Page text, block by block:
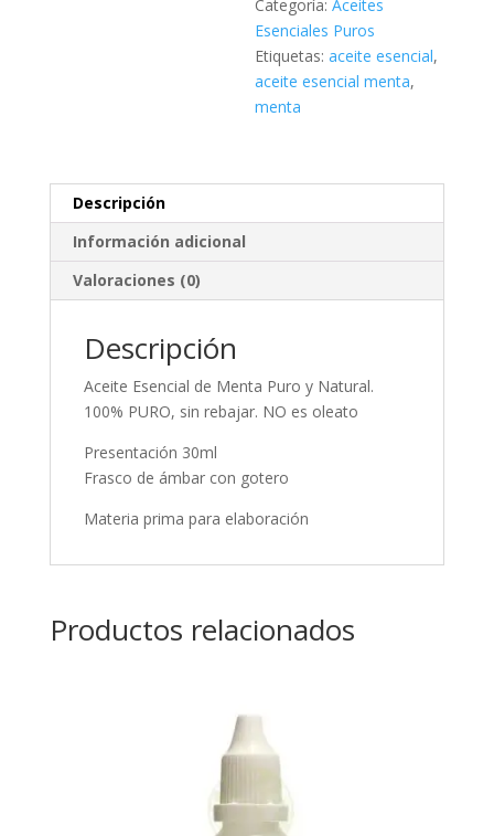
Categoría:Aceites
Esenciales Puros
Etiquetas:aceite esencial,
aceite esencial menta,
menta
Descripción
Información adicional
Valoraciones (0)
Descripción
Aceite Esencial de Menta Puro y Natural.
100% PURO, sin rebajar. NO es oleato
Presentación 30ml
Frasco de ámbar con gotero
Materia prima para elaboración
Productos relacionados